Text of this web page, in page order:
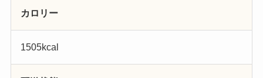
カロリー
1505kcal